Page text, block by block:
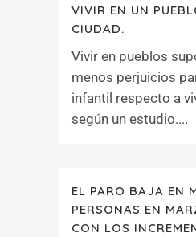
VIVIR EN UN
CIUDAD.
Vivir en pueblos
menos perjuicios
infantil respecto a
según un estudio....
EL PARO BAJA EN
PERSONAS EN
CON LOS